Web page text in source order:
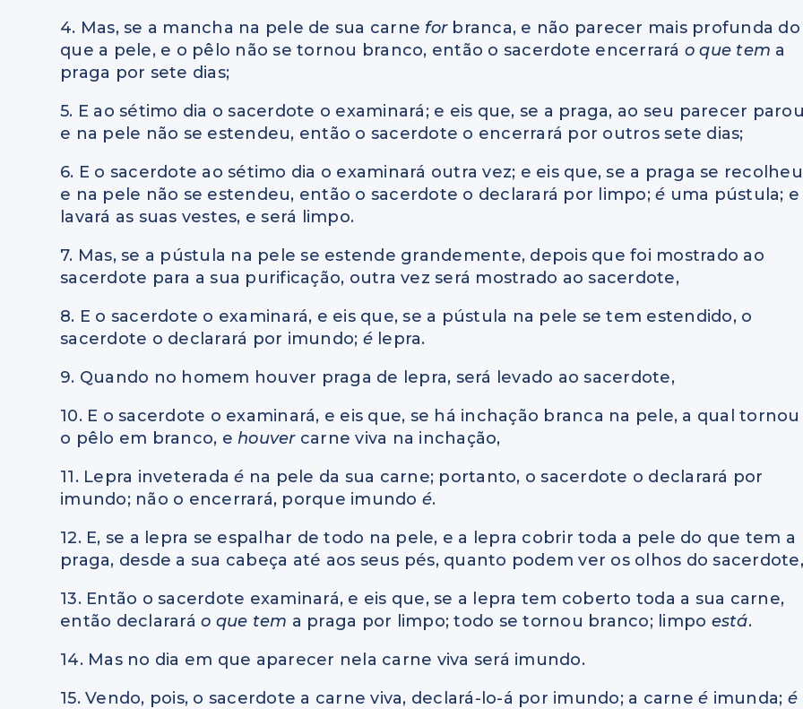
4. Mas, se a mancha na pele de sua carne for branca, e não parecer mais profunda do
que a pele, e o pêlo não se tornou branco, então o sacerdote encerrará o que tem a
praga por sete dias;
5. E ao sétimo dia o sacerdote o examinará; e eis que, se a praga, ao seu parecer
e na pele não se estendeu, então o sacerdote o encerrará por outros sete dias;
6. E o sacerdote ao sétimo dia o examinará outra vez; e eis que, se a praga se
e na pele não se estendeu, então o sacerdote o declarará por limpo;é uma pústula; e
lavará as suas vestes, e será limpo.
7. Mas, se a pústula na pele se estende grandemente, depois que foi mostrado ao
sacerdote para a sua purificação, outra vez será mostrado ao sacerdote,
8. E o sacerdote o examinará, e eis que, se a pústula na pele se tem estendido, o
sacerdote o declarará por imundo; é lepra.
9. Quando no homem houver praga de lepra, será levado ao sacerdote,
10. E o sacerdote o examinará, e eis que, se há inchação branca na pele, a qual tornou
o pêlo em branco, ehouver carne viva na inchação,
11. Lepra inveteradaé na pele da sua carne; portanto, o sacerdote o declarará por
imundo; não o encerrará, porque imundo é.
12. E, se a lepra se espalhar de todo na pele, e a lepra cobrir toda a pele do que tem a
praga, desde a sua cabeça até aos seus pés, quanto podem ver os olhos do sacerdote,
13. Então o sacerdote examinará, e eis que, se a lepra tem coberto toda a sua carne,
então declararáo que tem a praga por limpo; todo se tornou branco; limpo está.
14. Mas no dia em que aparecer nela carne viva será imundo.
15. Vendo, pois, o sacerdote a carne viva, declará-lo-á por imundo; a carneé imunda; é